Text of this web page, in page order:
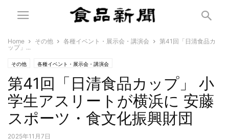
Home その他 各種イベント・展示会・講演会
第41回「日清食品カ
ップ」...
その他 各種イベント・展示会・講演会
第41回「日清食品カップ」 小
学生アスリートが横浜に 安藤
スポーツ・食文化振興財団
2025年11月7日